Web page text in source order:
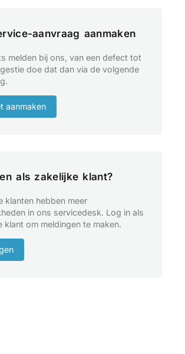
aanvraag aanmaken
melden bij ons, van een defect tot
doe dat dan via de volgende
aanmaken
als zakelijke klant?
klanten hebben meer
in ons servicedesk. Log in als
klant om meldingen te maken.